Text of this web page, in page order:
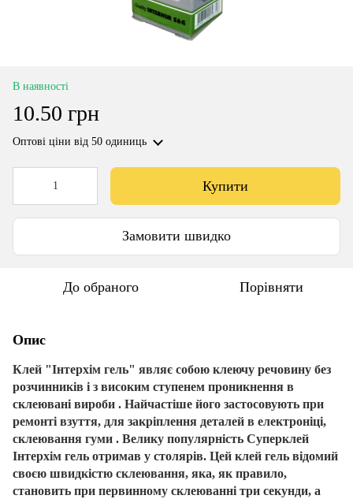
В наявності
10.50 грн
Оптові ціни від 50 одиниць
Купити
Замовити швидко
До обраного Порівняти
Опис
Клей "Інтерхім гель" являє собою клеючу речовину без
розчинників і з високим ступенем проникнення в
склеювані вироби . Найчастіше його застосовують при
ремонті взуття, для закріплення деталей в електроніці,
склеювання гуми . Велику популярність Суперклей
Інтерхім гель отримав у столярів. Цей клей гель відомий
своєю швидкістю склеювання, яка, як правило,
становить при первинному склеюванні три секунди, а